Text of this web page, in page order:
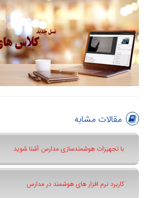
مقالات مشابه
با تجهیزات هوشمندسازی مدارس آشنا شوید
کاربرد نرم افزار های هوشمند در مدارس